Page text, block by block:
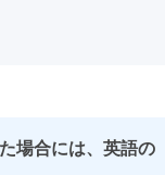
場合には、英語の